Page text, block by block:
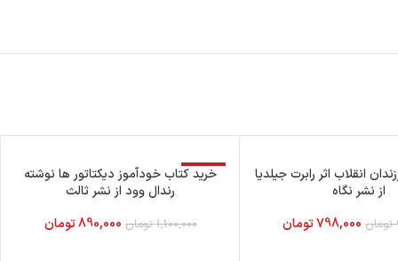
انقلاب اثر رابرت جیلدیا
از نشر نگاه
تومان 798,000تومان
-19%
خرید کتاب خودآموز دیکتاتور ها نوشته
رندال وود از نشر ثالث
1,100,000 تومان 890,000تومان